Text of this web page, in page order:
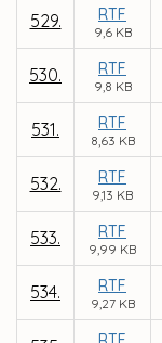
529. RTF
9,6 KB
530. RTF
9,8 KB
531. RTF
8,63 KB
532. RTF
9,13 KB
533. RTF
9,99 KB
534. RTF
9,27 KB